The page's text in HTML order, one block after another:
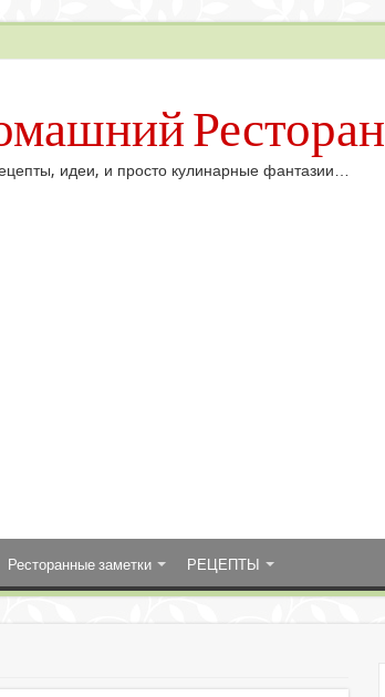
Ресторан
идеи, и просто кулинарные фантазии…
Ресторанные заметки РЕЦЕПТЫ